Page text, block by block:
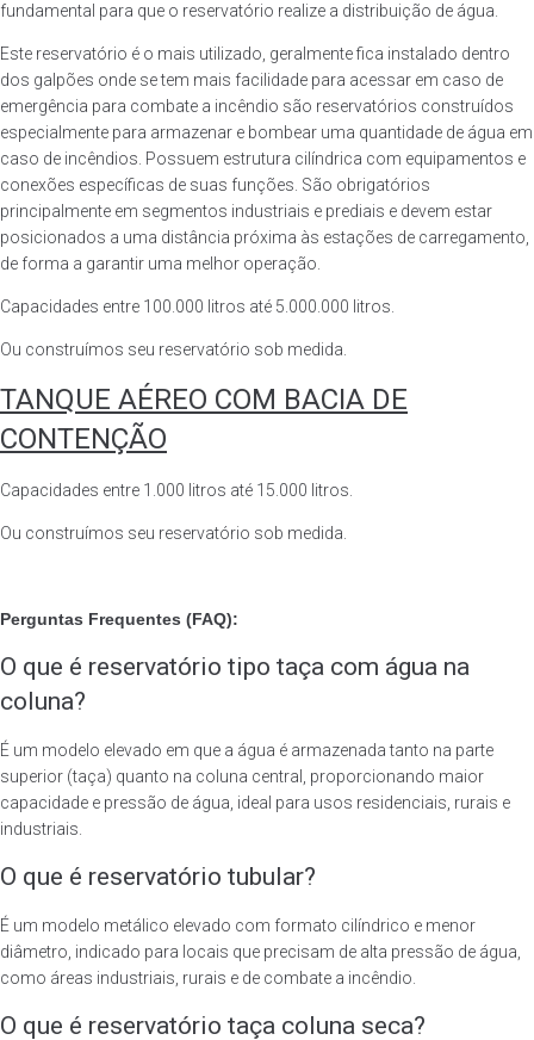
fundamental para que o reservatório realize a distribuição de água.
Este reservatório é o mais utilizado, geralmente fica instalado dentro
dos galpões onde se tem mais facilidade para acessar em caso de
emergência para combate a incêndio são reservatórios construídos
especialmente para armazenar e bombear uma quantidade de água em
caso de incêndios. Possuem estrutura cilíndrica com equipamentos e
conexões específicas de suas funções. São obrigatórios
principalmente em segmentos industriais e prediais e devem estar
posicionados a uma distância próxima às estações de carregamento,
de forma a garantir uma melhor operação.
Capacidades entre 100.000 litros até 5.000.000 litros.
Ou construímos seu reservatório sob medida.
TANQUE AÉREO COM BACIA DE
CONTENÇÃO
Capacidades entre 1.000 litros até 15.000 litros.
Ou construímos seu reservatório sob medida.
Perguntas Frequentes (FAQ):
O que é reservatório tipo taça com água na
coluna?
É um modelo elevado em que a água é armazenada tanto na parte
superior (taça) quanto na coluna central, proporcionando maior
capacidade e pressão de água, ideal para usos residenciais, rurais e
industriais.
O que é reservatório tubular?
É um modelo metálico elevado com formato cilíndrico e menor
diâmetro, indicado para locais que precisam de alta pressão de água,
como áreas industriais, rurais e de combate a incêndio.
O que é reservatório taça coluna seca?